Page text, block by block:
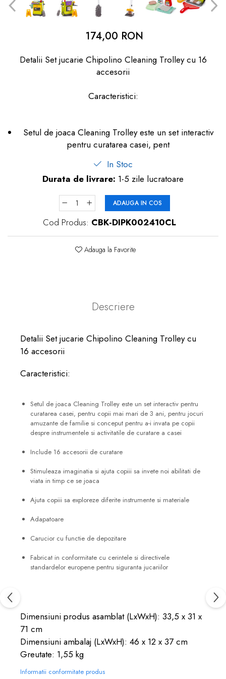
dopuri de urechi
174,00 RON
Detalii Set jucarie Chipolino Cleaning Trolley cu 16
accesorii
Caracteristici:
Setul de joaca Cleaning Trolley este un set interactiv
pentru curatarea casei, pent
In Stoc
Durata de livrare: 1-5 zile lucratoare
ADAUGA IN COS
Cod Produs: CBK-DIPK002410CL
Adauga la Favorite
Descriere
Detalii Set jucarie Chipolino Cleaning Trolley cu
16 accesorii
Caracteristici:
Setul de joaca Cleaning Trolley este un set interactiv pentru
curatarea casei, pentru copii mai mari de 3 ani, pentru jocuri
amuzante de familie si conceput pentru a-i invata pe copii
despre instrumentele si activitatile de curatare a casei
Include 16 accesorii de curatare
Stimuleaza imaginatia si ajuta copiii sa invete noi abilitati de
viata in timp ce se joaca
Ajuta copiii sa exploreze diferite instrumente si materiale
Adapatoare
Carucior cu functie de depozitare
Fabricat in conformitate cu cerintele si directivele
standardelor europene pentru siguranta jucariilor
Dimensiuni produs asamblat (LxWxH): 33,5 x 31 x
71 cm
Dimensiuni ambalaj (LxWxH): 46 x 12 x 37 cm
Greutate: 1,55 kg
Informatii conformitate produs